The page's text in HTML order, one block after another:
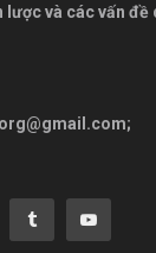
và các vấn đề
;